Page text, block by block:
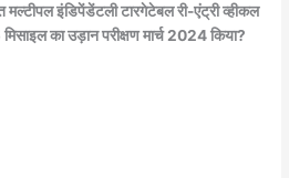
इंडिपेंडेंटली टारगेटेबल री-एंट्री व्हीकल
का उड़ान परीक्षण मार्च 2024 किया?